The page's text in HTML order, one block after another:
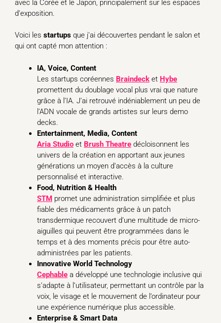
avec la Corée et le Japon, principalement sur les espaces
d’exposition.
Voici les startups que j’ai découvertes pendant le salon et
qui ont capté mon attention :
IA, Voice, Content
Les startups coréennes Braindeck et Hybe
promettent du doublage vocal plus vrai que nature
grâce à l’IA. J’ai retrouvé indéniablement un peu de
l’ADN vocale de grands artistes sur leurs demo
decks.
Entertainment, Media, Content
Aria Studio et Brush Theatre décloisonnent les
univers de la création en apportant aux jeunes
générations un moyen d’accès à la culture
personnalisé et interactive.
Food, Nutrition & Health
STM promet une administration simplifiée et plus
fiable des médicaments grâce à un patch
transdermique recouvert d’une multitude de micro-
aiguilles qui peuvent être programmées dans le
temps et à des moments précis pour être auto-
administrées par les patients.
Innovative World Technology
Cephable a développé une technologie inclusive qui
s’adapte à l’utilisateur, permettant un contrôle par la
voix, le visage et le mouvement de l’ordinateur pour
une expérience numérique plus accessible.
Enterprise & Smart Data